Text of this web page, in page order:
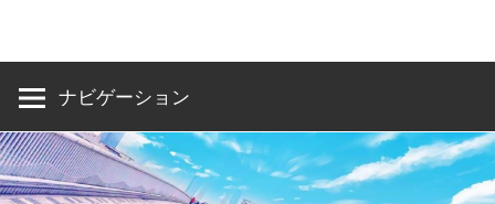
洲・
有
と
き
ナビゲーション